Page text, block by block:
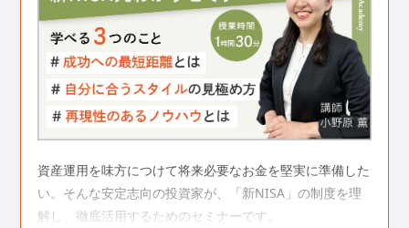
資産運用を味方につけて将来必要なお金を堅実に準備した
い。そんな安定志向の投資家が、「新NISA」の制度を理
解し、徹底活用するためのセミナーです。